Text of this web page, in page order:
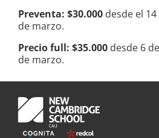
Preventa: $30.000 desde el
de marzo.
Precio full: $35.000 desde 6
de marzo.